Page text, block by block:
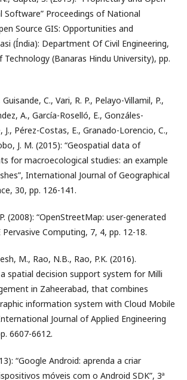
Software” Proceedings of National
Source GIS: Opportunities and
(Índia): Department Of Civil Engineering,
(Banaras Hindu University), pp.
C., Vari, R. P., Pelayo-Villamil, P.,
A., García-Roselló, E., Gonzáles-
J., Pérez-Costas, E., Granado-Lorencio, C.,
J. M. (2015): “Geospatial data of
for macroecological studies: an example
International Journal of Geographical
30, pp. 126-141.
(2008): “OpenStreetMap: user-generated
Pervasive Computing, 7, 4, pp. 12-18.
M., Rao, N.B., Rao, P.K. (2016).
spatial decision support system for Milli
in Zaheerabad, that combines
information system with Cloud Mobile
Journal of Applied Engineering
6607-6612.
“Google Android: aprenda a criar
móveis com o Android SDK”, 3ª